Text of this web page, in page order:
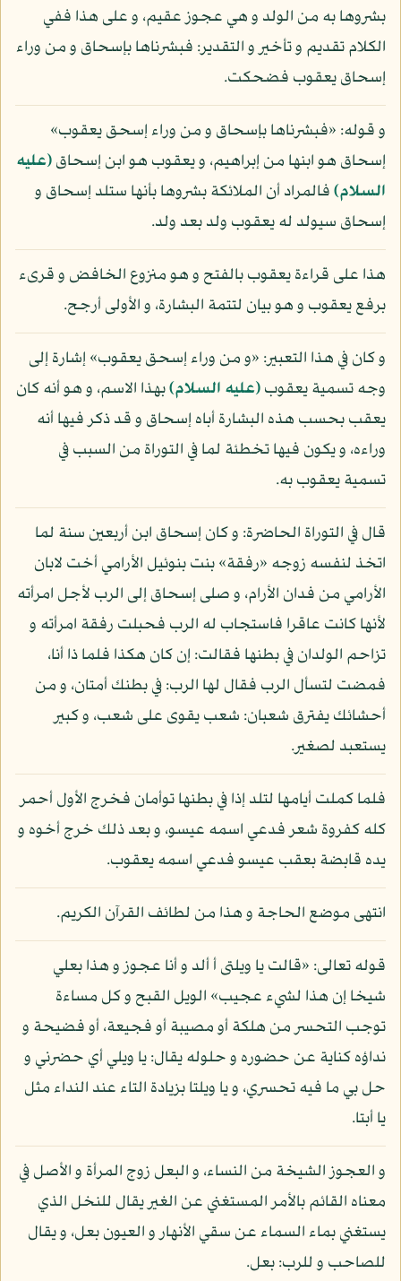
بشروها به من الولد و هي عجوز عقيم، و على هذا ففي
الكلام تقديم و تأخير و التقدير: فبشرناها بإسحاق و من وراء
إسحاق يعقوب فضحكت.
و قوله: «فبشرناها بإسحاق و من وراء إسحق يعقوب»
إسحاق هو ابنها من إبراهيم، و يعقوب هو ابن إسحاق(عليه
السلام)فالمراد أن الملائكة بشروها بأنها ستلد إسحاق و
إسحاق سيولد له يعقوب ولد بعد ولد.
هذا على قراءة يعقوب بالفتح و هو منزوع الخافض و قرىء
برفع يعقوب و هو بيان لتتمة البشارة، و الأولى أرجح.
و كان في هذا التعبير: «و من وراء إسحق يعقوب» إشارة إلى
وجه تسمية يعقوب(عليه السلام)بهذا الاسم، و هو أنه كان
يعقب بحسب هذه البشارة أباه إسحاق و قد ذكر فيها أنه
وراءه، و يكون فيها تخطئة لما في التوراة من السبب في
تسمية يعقوب به.
قال في التوراة الحاضرة: و كان إسحاق ابن أربعين سنة لما
اتخذ لنفسه زوجه «رفقة» بنت بنوئيل الأرامي أخت لابان
الأرامي من فدان الأرام، و صلى إسحاق إلى الرب لأجل امرأته
لأنها كانت عاقرا فاستجاب له الرب فحبلت رفقة امرأته و
تزاحم الولدان في بطنها فقالت: إن كان هكذا فلما ذا أنا،
فمضت لتسأل الرب فقال لها الرب: في بطنك أمتان، و من
أحشائك يفترق شعبان: شعب يقوى على شعب، و كبير
يستعبد لصغير.
فلما كملت أيامها لتلد إذا في بطنها توأمان فخرج الأول أحمر
كله كفروة شعر فدعي اسمه عيسو، و بعد ذلك خرج أخوه و
يده قابضة بعقب عيسو فدعي اسمه يعقوب.
انتهى موضع الحاجة و هذا من لطائف القرآن الكريم.
قوله تعالى: «قالت يا ويلتى أ ألد و أنا عجوز و هذا بعلي
شيخا إن هذا لشيء عجيب» الويل القبح و كل مساءة
توجب التحسر من هلكة أو مصيبة أو فجيعة، أو فضيحة و
نداؤه كناية عن حضوره و حلوله يقال: يا ويلي أي حضرني و
حل بي ما فيه تحسري، و يا ويلتا بزيادة التاء عند النداء مثل
يا أبتا.
و العجوز الشيخة من النساء، و البعل زوج المرأة و الأصل في
معناه القائم بالأمر المستغني عن الغير يقال للنخل الذي
يستغني بماء السماء عن سقي الأنهار و العيون بعل، و يقال
للصاحب و للرب: بعل.